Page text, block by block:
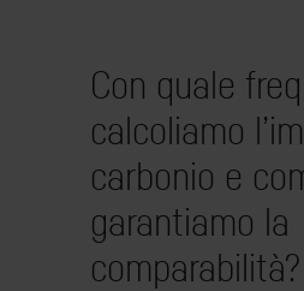
Con quale
calcoliamo
carbonio e
garantiamo la
comparabilità?